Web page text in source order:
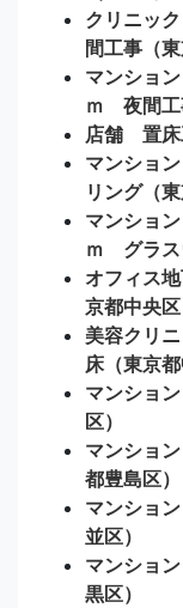
クリニッ
間工事（東
マンショ
ｍ 夜間工
店舗 置床
マンショ
リング（
マンショ
ｍ グラス
オフィス
京都中央区
美容クリ
床（東京都
マンショ
区）
マンショ
都豊島区）
マンショ
並区）
マンショ
黒区）